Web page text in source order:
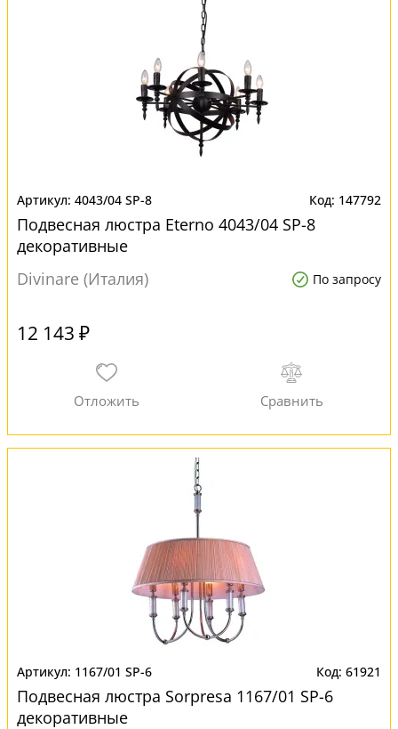
4043/04 SP-8 147792
Подвесная люстра Eterno 4043/04 SP-8
декоративные
Divinare (Италия)
По запросу
12 143 ₽
1167/01 SP-6 61921
Подвесная люстра Sorpresa 1167/01 SP-6
декоративные